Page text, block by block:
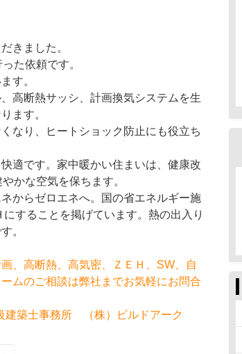
きました。
た依頼です。
す。
高断熱サッシ、計画換気システムを生
ます。
なり、ヒートショック防止にも役立ち
適です。家中暖かい住まいは、健康改
かな空気を保ちます。
からゼロエネへ。国の省エネルギー施
することを掲げています。熱の出入り
。
、高断熱、高気密、ＺＥＨ、SW、自
ムのご相談は弊社までお気軽にお問合
築士事務所 （株）ビルドアーク